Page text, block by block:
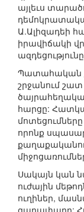
այլեւս
Ա.Ալիզադեի
իրավիճակի
Պատահական
շրջանում
հարցը:
որոնք
Սակայն կան
ուժային
ուղիներ,